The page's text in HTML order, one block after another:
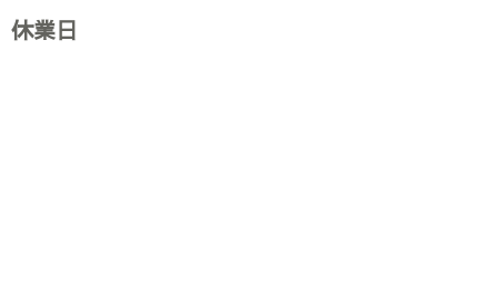
休業日